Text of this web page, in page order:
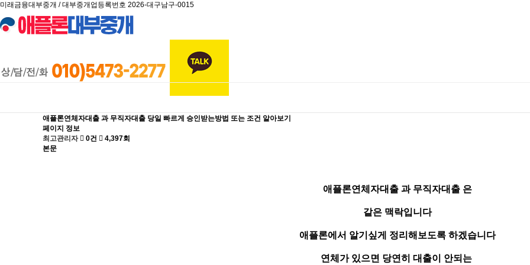
미래금융대부중개 / 대부중개업등록번호 2026-대구남구-0015
애플론연체자대출 과 무직자대출 당일 빠르게 승인받는방법 또는 조건 알아보기
페이지 정보
최고관리자
0건
4,397회
본문
애플론연체자대출 과 무직자대출 은
같은 맥락입니다
애플론에서 알기싶게 정리해보도록 하겠습니다
연체가 있으면 당연히 대출이 안되는